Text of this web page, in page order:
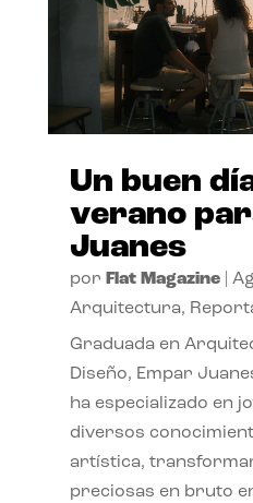
Un buen
verano
Juanes
por Flat Magazine|
Arquitectura,
Graduada en
Diseño, Empar
ha especializado en
diversos
artística,
preciosas en bruto